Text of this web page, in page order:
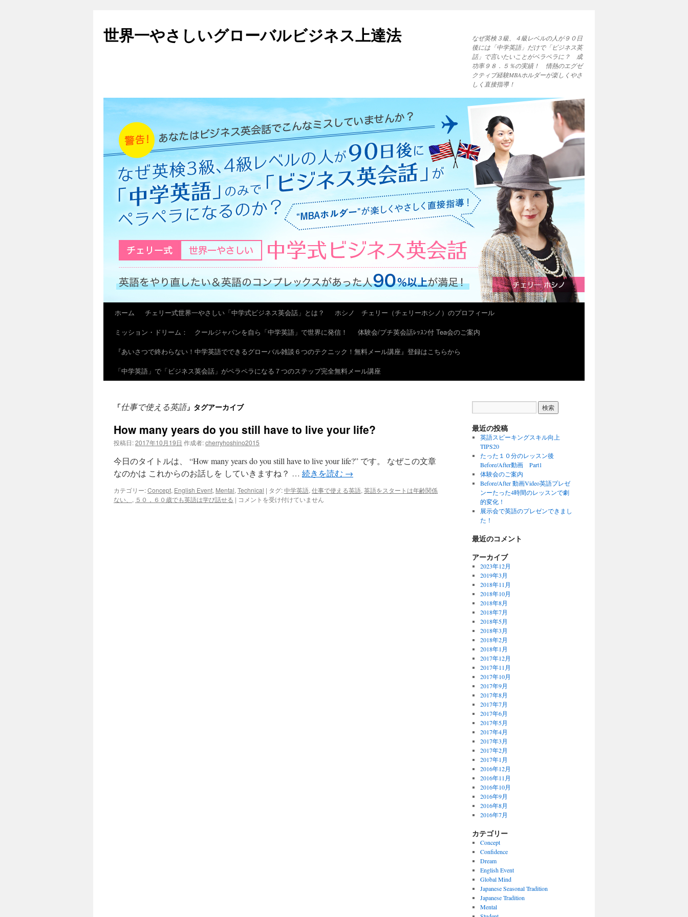
世界一やさしいグローバルビジネス上達法
なぜ英検３級、４級レベルの人が９０日
後には「中学英語」だけで「ビジネス英
話」で言いたいことがペラペラに？ 成
功率９８．５％の実績！ 情熱のエグゼ
クティブ経験MBAホルダーが楽しくやさ
しく直接指導！
ホーム チェリー式世界一やさしい「中学式ビジネス英会話」とは？
ホシノ チェリー（チェリーホシノ）のプロフィール
ミッション・ドリーム： クールジャパンを自ら「中学英語」で世界に発信！
体験会/プチ英会話ﾚｯｽﾝ付 Tea会のご案内
『あいさつで終わらない！中学英語でできるグローバル雑談６つのテクニック！無料メール講座』登録はこちらから
「中学英語」で「ビジネス英会話」がペラペラになる７つのステップ完全無料メール講座
「仕事で使える英語」タグアーカイブ
How many years do you still have to live your life?
投稿日:2017年10月19日 作成者:cherryhoshino2015
今日のタイトルは、 “How many years do you still have to live your life?” です。 なぜこの文章
なのかは これからのお話しを していきますね？ … 続きを読む →
カテゴリー:Concept, English Event, Mental, Technical | タグ:中学英語, 仕事で使える英語, 英語をスタートは年齢関係
ない、 , ５０，６０歳でも英語は学び話せる | How
コメントを受け付けていません
最近の投稿
英語スピーキングスキル向上
TIPS20
たった１０分のレッスン後
Before/After動画 Part1
体験会のご案内
Before/After 動画Video英語プレゼ
ンーたった4時間のレッスンで劇
的変化！
展示会で英語のプレゼンできまし
た！
最近のコメント
アーカイブ
2023年12月
2019年3月
2018年11月
2018年10月
2018年8月
2018年7月
2018年5月
2018年3月
2018年2月
2018年1月
2017年12月
2017年11月
2017年10月
2017年9月
2017年8月
2017年7月
2017年6月
2017年5月
2017年4月
2017年3月
2017年2月
2017年1月
2016年12月
2016年11月
2016年10月
2016年9月
2016年8月
2016年7月
カテゴリー
Concept
Confidence
Dream
English Event
Global Mind
Japanese Seasonal Tradition
Japanese Tradition
Mental